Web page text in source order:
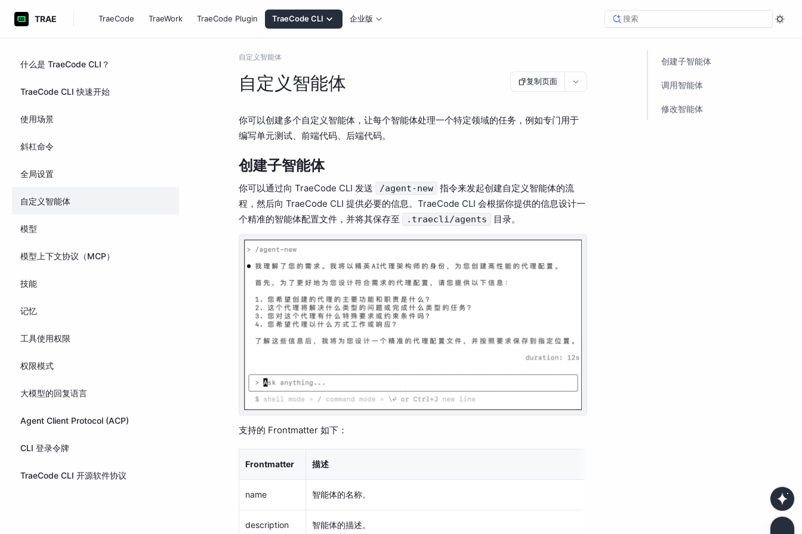
TRAE TraeCode TraeWork TraeCode Plugin TraeCode CLI 企业版
什么是 TraeCode CLI？
TraeCode CLI 快速开始
使用场景
斜杠命令
全局设置
自定义智能体
模型
模型上下文协议（MCP）
技能
记忆
工具使用权限
权限模式
大模型的回复语言
Agent Client Protocol (ACP)
CLI 登录令牌
TraeCode CLI 开源软件协议
自定义智能体
自定义智能体 复制页面
你可以创建多个自定义智能体，让每个智能体处理一个特定领域的任务，例如专门用于
编写单元测试、前端代码、后端代码。
创建子智能体
你可以通过向 TraeCode CLI 发送 /agent-new
指令来发起创建自定义智能体的流
程，然后向 TraeCode CLI 提供必要的信息。TraeCode CLI 会根据你提供的信息设计一
个精准的智能体配置文件，并将其保存至
.traecli/agents 目录。
支持的 Frontmatter 如下：
Frontmatter 描述
name 智能体的名称。
description 智能体的描述。
创建子智能体
调用智能体
修改智能体